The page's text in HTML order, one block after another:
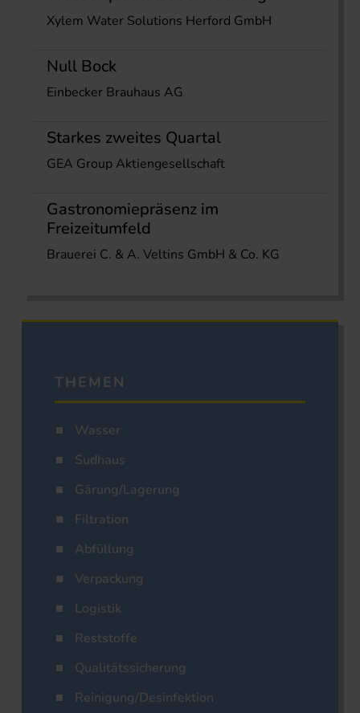
Xylem Water Solutions Herford GmbH
Null Bock
Einbecker Brauhaus AG
Starkes zweites Quartal
GEA Group Aktiengesellschaft
Gastronomiepräsenz im
Freizeitumfeld
Brauerei C. & A. Veltins GmbH & Co. KG
THEMEN
Wasser
Sudhaus
Gärung/Lagerung
Filtration
Abfüllung
Verpackung
Logistik
Reststoffe
Qualitätssicherung
Reinigung/Desinfektion